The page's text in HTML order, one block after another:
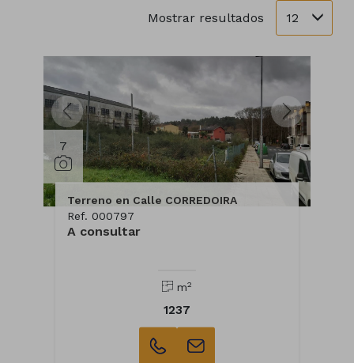
Mostrar resultados 12
7
Terreno en Calle CORREDOIRA
Ref. 000797
A consultar
m2
1237